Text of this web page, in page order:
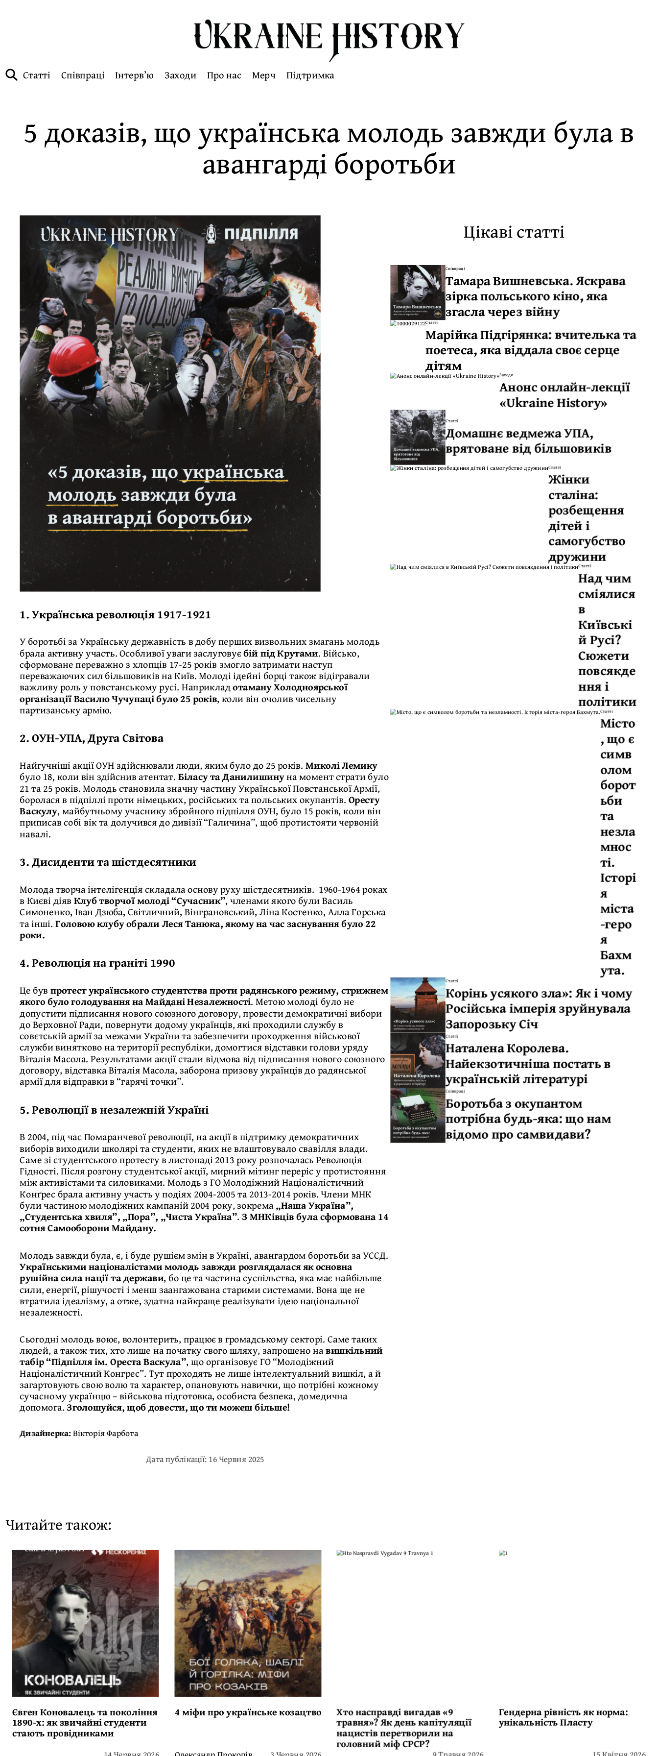
Статті Співпраці Інтерв’ю Заходи Про нас Мерч Підтримка
5 доказів, що українська молодь завжди була в
авангарді боротьби
1.Українська революція 1917-1921
У боротьбі за Українську державність в добу перших визвольних змагань молодь
брала активну участь. Особливої уваги заслуговуєбій під Крутами. Військо,
сформоване переважно з хлопців 17-25 років змогло затримати наступ
переважаючих сил більшовиків на Київ. Молоді ідейні борці також відігравали
важливу роль у повстанському русі. Наприкладотаману Холодноярської
організації Василю Чучупаці було 25 років, коли він очолив чисельну
партизанську армію.
2. ОУН-УПА, Друга Світова
Найгучніші акції ОУН здійснювали люди, яким було до 25 років. Миколі Лемику
було 18, коли він здійснив атентат. Біласу та Данилишинуна момент страти було
21 та 25 років. Молодь становила значну частину Української Повстанської Армії,
боролася в підпіллі проти німецьких, російських та польських окупантів. Оресту
Васкулу, майбутньому учаснику збройного підпілля ОУН, було 15 років, коли він
приписав собі вік та долучився до дивізії “Галичина”, щоб протистояти червоній
навалі.
3. Дисиденти та шістдесятники
Молода творча інтелігенція складала основу руху шістдесятників. 1960-1964 роках
в Києві діяв Клуб творчої молоді “Сучасник”, членами якого були Василь
Симоненко, Іван Дзюба, Світличний, Вінграновський, Ліна Костенко, Алла Горська
та інші.Головою клубу обрали Леся Танюка, якому на час заснування було 22
роки.
4. Революція на граніті 1990
Це був протест українського студентства проти радянського режиму, стрижнем
якого було голодування на Майдані Незалежності. Метою молоді було не
допустити підписання нового союзного договору, провести демократичні вибори
до Верховної Ради, повернути додому українців, які проходили службу в
совєтській армії за межами України та забезпечити проходження військової
служби винятково на території республіки, домогтися відставки голови уряду
Віталія Масола. Результатами акції стали відмова від підписання нового союзного
договору, відставка Віталія Масола, заборона призову українців до радянської
армії для відправки в “гарячі точки”.
5. Революції в незалежній Україні
В 2004, під час Помаранчевої революції, на акції в підтримку демократичних
виборів виходили школярі та студенти, яких не влаштовувало свавілля влади.
Саме зі студентського протесту в листопаді 2013 року розпочалась Революція
Гідності. Після розгону студентської акції, мирний мітинг переріс у протистояння
між активістами та силовиками. Молодь з ГО Молодіжний Націоналістичний
Конґрес брала активну участь у подіях 2004-2005 та 2013-2014 років. Члени МНК
були частиною молодіжних кампаній 2004 року, зокрема„Наша Україна”,
„Студентська хвиля”, „Пора”, „Чиста Україна”. З МНКівців була сформована 14
сотня Самооборони Майдану.
Молодь завжди була, є, і буде рушієм змін в Україні, авангардом боротьби за УССД.
Українськими націоналістами молодь завжди розглядалася як основна
рушійна сила нації та держави, бо це та частина суспільства, яка має найбільше
сили, енергії, рішучості і менш заангажована старими системами. Вона ще не
втратила ідеалізму, а отже, здатна найкраще реалізувати ідею національної
незалежності.
Сьогодні молодь воює, волонтерить, працює в громадському секторі. Саме таких
людей, а також тих, хто лише на початку свого шляху, запрошено навишкільний
табір “Підпілля ім. Ореста Васкула”, що організовує ГО “Молодіжний
Націоналістичний Конгрес”. Тут проходять не лише інтелектуальний вишкіл, а й
загартовують свою волю та характер, опановують навички, що потрібні кожному
сучасному українцю – військова підготовка, особиста безпека, домедична
допомога. Зголошуйся, щоб довести, що ти можеш більше!
Дизайнерка:Вікторія Фарбота
Дата публікації: 16 Червня 2025
Цікаві статті
Співпраці
Тамара Вишневська. Яскрава
зірка польського кіно, яка
згасла через війну
Статті
Марійка Підгірянка: вчителька та
поетеса, яка віддала своє серце
дітям
Заходи
Анонс онлайн-лекції
«Ukraine History»
Статті
Домашнє ведмежа УПА,
врятоване від більшовиків
Статті
Жінки
сталіна:
розбещення
дітей і
самогубство
дружини
Статті
Над чим
сміялися
в
Київські
й Русі?
Сюжети
повсякде
ння і
політики
Статті
Місто
, що є
симв
олом
борот
ьби
та
незла
мнос
ті.
Історі
я
міста
-геро
я
Бахм
ута.
Статті
Корінь усякого зла»: Як і чому
Російська імперія зруйнувала
Запорозьку Січ
Статті
Наталена Королева.
Найекзотичніша постать в
українській літературі
Співпраці
Боротьба з окупантом
потрібна будь-яка: що нам
відомо про самвидави?
Читайте також:
Євген Коновалець та покоління
1890-х: як звичайні студенти
стають провідниками
4 міфи про українське козацтво Хто насправді вигадав «9
травня»? Як день капітуляції
нацистів перетворили на
головний міф СРСР?
Гендерна рівність як норма:
унікальність Пласту